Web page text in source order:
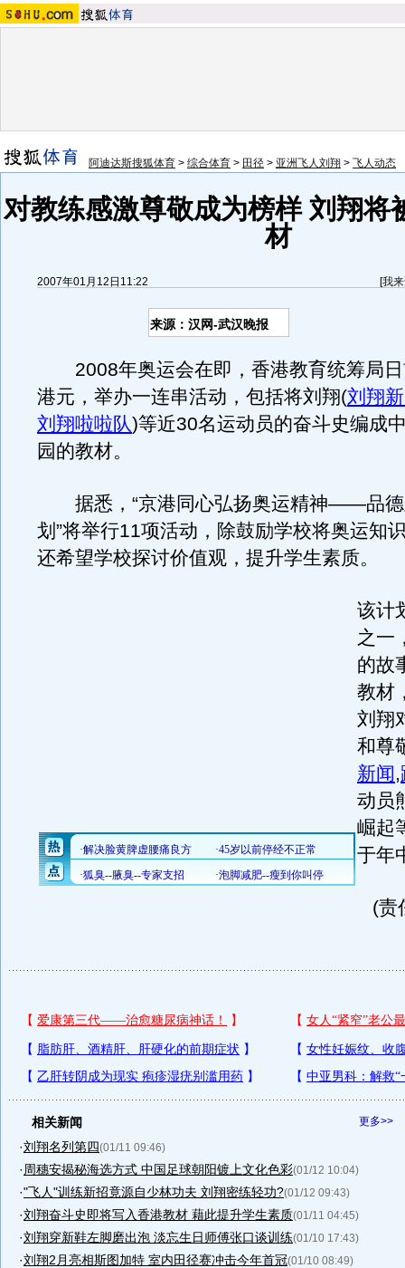
阿迪达斯搜狐体育 > 综合体育 > 田径 > 亚洲飞人刘翔 > 飞人动态
对教练感激尊敬成为榜样 刘翔将
材
2007年01月12日11:22 [我
来源：汉网-武汉晚报
2008年奥运会在即，香港教育统筹局日
港元，举办一连串活动，包括将刘翔(刘翔
刘翔啦啦队)等近30名运动员的奋斗史编成
园的教材。
据悉，“京港同心弘扬奥运精神——品德
划”将举行11项活动，除鼓励学校将奥运知
还希望学校探讨价值观，提升学生素质。
该计
之一
的故
教材
刘翔
和尊
新闻,
动员
崛起
于年
(责
更多>>
相关新闻
·刘翔名列第四(01/11 09:46)
· 周穗安揭秘海选方式 中国足球朝阳镀上文化色彩(01/12 10:04)
·"飞人"训练新招竟源自少林功夫 刘翔密练轻功?(01/12 09:43)
·刘翔奋斗史即将写入香港教材 藉此提升学生素质(01/11 04:45)
·刘翔穿新鞋左脚磨出泡 淡忘生日师傅张口谈训练(01/10 17:43)
·刘翔2月亮相斯图加特 室内田径赛冲击今年首冠(01/10 08:49)